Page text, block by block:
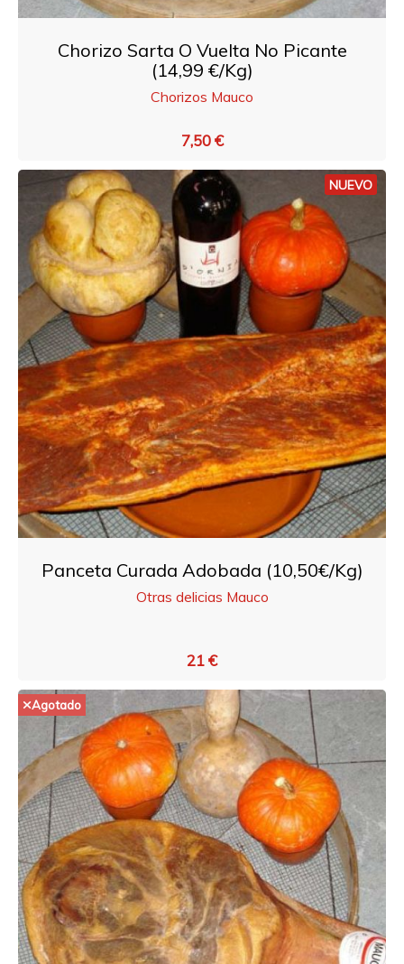
Chorizo Sarta O Vuelta No Picante
(14,99 €/Kg)
Chorizos Mauco
7,50 €
NUEVO
Panceta Curada Adobada (10,50€/Kg)
Otras delicias Mauco
21 €
Agotado